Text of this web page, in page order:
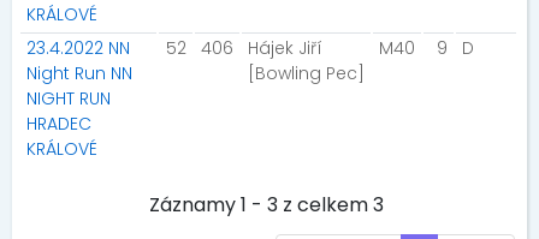
KRÁLOVÉ
23.4.2022 NN
Night Run NN
NIGHT RUN
HRADEC
KRÁLOVÉ
52 406
Hájek Jiří
[Bowling Pec]
M40 9 D
Záznamy 1 - 3 z celkem 3